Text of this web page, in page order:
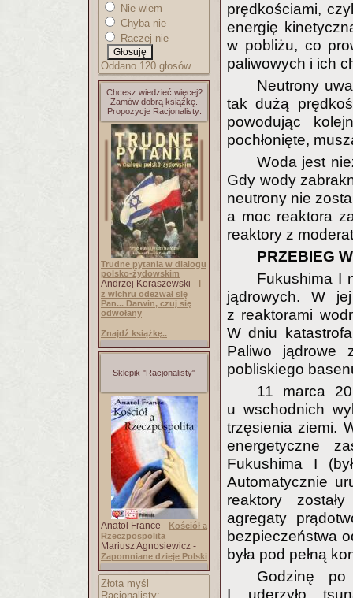
Nie wiem
Chyba nie
Raczej nie
Oddano 120 głosów.
Chcesz wiedzieć więcej?
Zamów dobrą książkę.
Propozycje Racjonalisty:
Trudne pytania w dialogu
polsko-żydowskim
Andrzej Koraszewski - I
z wichru odezwał się
Pan... Darwin, czuj się
odwołany
Znajdź książkę..
Sklepik "Racjonalisty"
Anatol France - Kościół a
Rzeczpospolita
Mariusz Agnosiewicz -
Zapomniane dzieje Polski
Złota myśl
Racjonalisty:
prędkościami,
energię
w pobliżu, co
paliwowych i ich
Neutrony
tak dużą
powodując
pochłonięte,
Woda jest
Gdy wody
neutrony nie
a moc reaktora
reaktory z
PRZEBIEG
Fukushima I
jądrowych. W
z reaktorami
W dniu
Paliwo jądrowe
pobliskiego
11 marca
u wschodnich
trzęsienia ziemi.
energetyczne
Fukushima I
Automatycznie
reaktory
agregaty
bezpieczeństwa
była pod pełną
Godzinę
I uderzyło